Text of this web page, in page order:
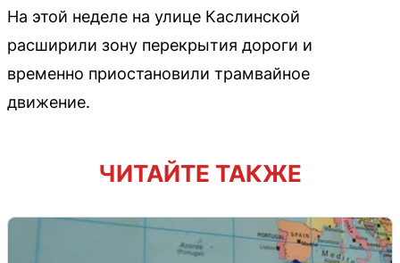
На этой неделе на улице Каслинской
расширили зону перекрытия дороги и
временно приостановили трамвайное
движение.
ЧИТАЙТЕ ТАКЖЕ